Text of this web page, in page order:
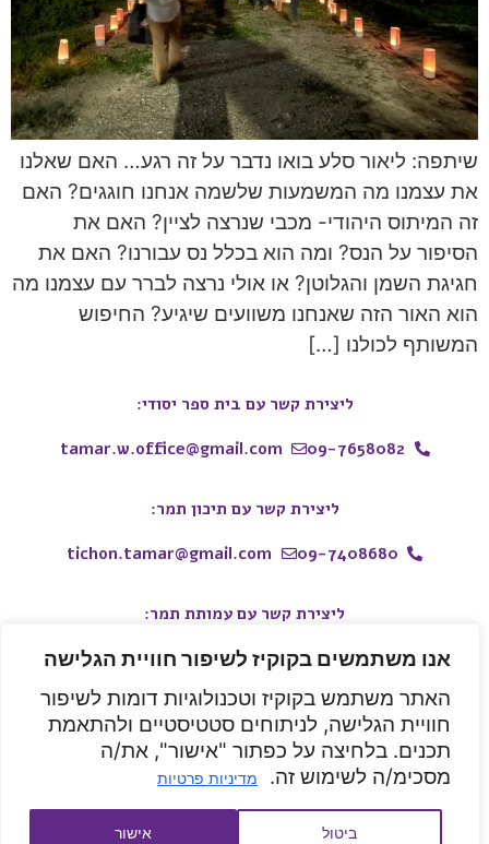
אנו משתמשים בקוקיז לשיפור חוויית הגלישה
האתר משתמש בקוקיז וטכנולוגיות דומות לשיפור
חוויית הגלישה, לניתוחים סטטיסטיים ולהתאמת
תכנים. בלחיצה על כפתור "אישור", את/ה
מסכימ/ה לשימוש זה.
מדיניות פרטיות
ביטול אישור
שיתפה: ליאור סלע בואו נדבר על זה רגע… האם שאלנו
את עצמנו מה המשמעות שלשמה אנחנו חוגגים? האם
זה המיתוס היהודי- מכבי שנרצה לציין? האם את
הסיפור על הנס? ומה הוא בכלל נס עבורנו? האם את
חגיגת השמן והגלוטן? או אולי נרצה לברר עם עצמנו מה
הוא האור הזה שאנחנו משוועים שיגיע? החיפוש
המשותף לכולנו […]
ליצירת קשר עם בית ספר יסודי:
09-7658082
tamar.w.office@gmail.com
ליצירת קשר עם תיכון תמר:
09-7408680
tichon.tamar@gmail.com
ליצירת קשר עם עמותת תמר:
whatsapp
050-9914443
tamar.w.school@gmail.com
קהילת תמר בית ספר תמר תיכון תמר תיכון תמר
הצהרת נגישות מדיניות פרטיות|בלוג|חומרי עזר להורים
קשר